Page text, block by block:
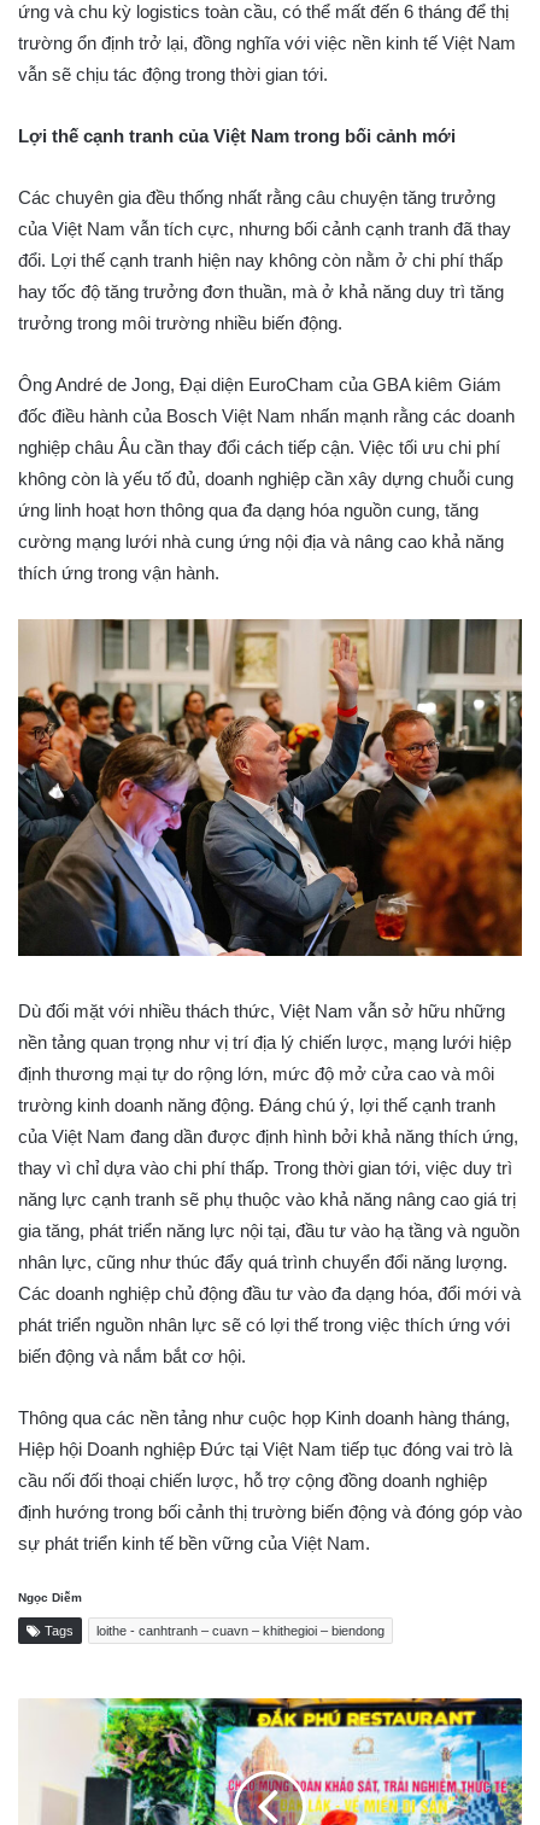
ứng và chu kỳ logistics toàn cầu, có thể mất đến 6 tháng để thị
trường ổn định trở lại, đồng nghĩa với việc nền kinh tế Việt Nam
vẫn sẽ chịu tác động trong thời gian tới.
Lợi thế cạnh tranh của Việt Nam trong bối cảnh mới
Các chuyên gia đều thống nhất rằng câu chuyện tăng trưởng
của Việt Nam vẫn tích cực, nhưng bối cảnh cạnh tranh đã thay
đổi. Lợi thế cạnh tranh hiện nay không còn nằm ở chi phí thấp
hay tốc độ tăng trưởng đơn thuần, mà ở khả năng duy trì tăng
trưởng trong môi trường nhiều biến động.
Ông André de Jong, Đại diện EuroCham của GBA kiêm Giám
đốc điều hành của Bosch Việt Nam nhấn mạnh rằng các doanh
nghiệp châu Âu cần thay đổi cách tiếp cận. Việc tối ưu chi phí
không còn là yếu tố đủ, doanh nghiệp cần xây dựng chuỗi cung
ứng linh hoạt hơn thông qua đa dạng hóa nguồn cung, tăng
cường mạng lưới nhà cung ứng nội địa và nâng cao khả năng
thích ứng trong vận hành.
Dù đối mặt với nhiều thách thức, Việt Nam vẫn sở hữu những
nền tảng quan trọng như vị trí địa lý chiến lược, mạng lưới hiệp
định thương mại tự do rộng lớn, mức độ mở cửa cao và môi
trường kinh doanh năng động. Đáng chú ý, lợi thế cạnh tranh
của Việt Nam đang dần được định hình bởi khả năng thích ứng,
thay vì chỉ dựa vào chi phí thấp. Trong thời gian tới, việc duy trì
năng lực cạnh tranh sẽ phụ thuộc vào khả năng nâng cao giá trị
gia tăng, phát triển năng lực nội tại, đầu tư vào hạ tầng và nguồn
nhân lực, cũng như thúc đẩy quá trình chuyển đổi năng lượng.
Các doanh nghiệp chủ động đầu tư vào đa dạng hóa, đổi mới và
phát triển nguồn nhân lực sẽ có lợi thế trong việc thích ứng với
biến động và nắm bắt cơ hội.
Thông qua các nền tảng như cuộc họp Kinh doanh hàng tháng,
Hiệp hội Doanh nghiệp Đức tại Việt Nam tiếp tục đóng vai trò là
cầu nối đối thoại chiến lược, hỗ trợ cộng đồng doanh nghiệp
định hướng trong bối cảnh thị trường biến động và đóng góp vào
sự phát triển kinh tế bền vững của Việt Nam.
Ngọc Diễm
Tags loithe - canhtranh – cuavn – khithegioi – biendong